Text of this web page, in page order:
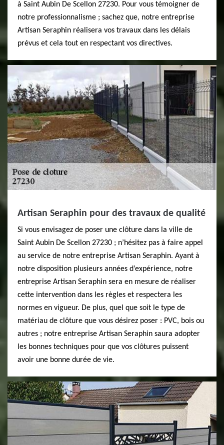
à Saint Aubin De Scellon 27230. Pour vous témoigner de
notre professionnalisme ; sachez que, notre entreprise
Artisan Seraphin réalisera vos travaux dans les délais
prévus et cela tout en respectant vos directives.
Artisan Seraphin pour des travaux de qualité
Si vous envisagez de poser une clôture dans la ville de
Saint Aubin De Scellon 27230 ; n’hésitez pas à faire appel
au service de notre entreprise Artisan Seraphin. Ayant à
notre disposition plusieurs années d’expérience, notre
entreprise Artisan Seraphin sera en mesure de réaliser
cette intervention dans les règles et respectera les
normes en vigueur. De plus, quel que soit le type de
matériau de clôture que vous désirez poser : PVC, bois ou
autres ; notre entreprise Artisan Seraphin saura adopter
les bonnes techniques pour que vos clôtures puissent
avoir une bonne durée de vie.